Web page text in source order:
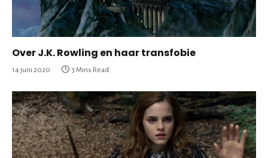
Over J.K. Rowling en haar transfobie
14 juni 2020 3 Mins Read